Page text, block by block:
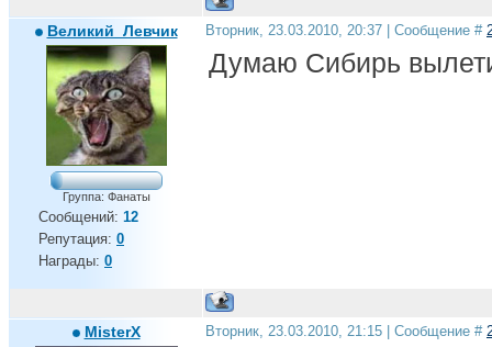
Великий_Левчик
Группа: Фанаты
Сообщений: 12
Репутация: 0
Награды: 0
Вторник, 23.03.2010, 20:37 | Сообщение #
Думаю Сибирь
MisterX Вторник, 23.03.2010, 21:15 | Сообщение #